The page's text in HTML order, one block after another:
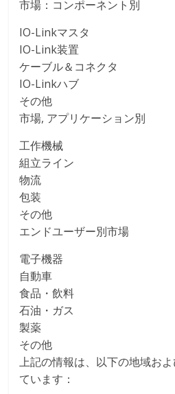
市場：コンポーネント別
IO-Linkマスタ
IO-Link装置
ケーブル＆コネクタ
IO-Linkハブ
その他
市場, アプリケーション別
工作機械
組立ライン
物流
包装
その他
エンドユーザー別市場
電子機器
自動車
食品・飲料
石油・ガス
製薬
その他
上記の情報は、以下の地域お
ています：